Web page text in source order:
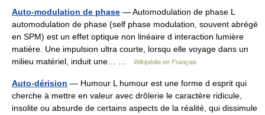
Auto-modulation de phase — Automodulation de phase L
automodulation de phase (self phase modulation, souvent abrégé
en SPM) est un effet optique non linéaire d interaction lumière
matière. Une impulsion ultra courte, lorsqu elle voyage dans un
milieu matériel, induit une… …
Wikipédia en Français
Auto-dérision — Humour L humour est une forme d esprit qui
cherche à mettre en valeur avec drôlerie le caractère ridicule,
insolite ou absurde de certains aspects de la réalité, qui dissimule